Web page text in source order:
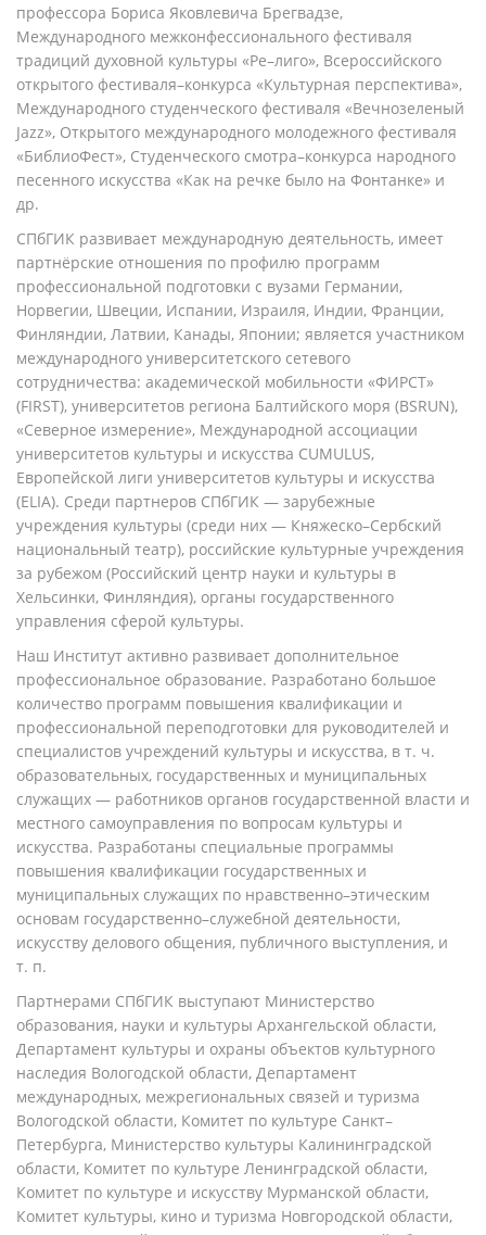
профессора Бориса Яковлевича Брегвадзе,
Международного межконфессионального фестиваля
традиций духовной культуры «Ре–лиго», Всероссийского
открытого фестиваля–конкурса «Культурная перспектива»,
Международного студенческого фестиваля «Вечнозеленый
Jazz», Открытого международного молодежного фестиваля
«БиблиоФест», Студенческого смотра–конкурса народного
песенного искусства «Как на речке было на Фонтанке» и
др.
СПбГИК развивает международную деятельность, имеет
партнёрские отношения по профилю программ
профессиональной подготовки с вузами Германии,
Норвегии, Швеции, Испании, Израиля, Индии, Франции,
Финляндии, Латвии, Канады, Японии; является участником
международного университетского сетевого
сотрудничества: академической мобильности «ФИРСТ»
(FIRST), университетов региона Балтийского моря (BSRUN),
«Северное измерение», Международной ассоциации
университетов культуры и искусства CUMULUS,
Европейской лиги университетов культуры и искусства
(ELIA). Среди партнеров СПбГИК — зарубежные
учреждения культуры (среди них — Княжеско–Сербский
национальный театр), российские культурные учреждения
за рубежом (Российский центр науки и культуры в
Хельсинки, Финляндия), органы государственного
управления сферой культуры.
Наш Институт активно развивает дополнительное
профессиональное образование. Разработано большое
количество программ повышения квалификации и
профессиональной переподготовки для руководителей и
специалистов учреждений культуры и искусства, в т. ч.
образовательных, государственных и муниципальных
служащих — работников органов государственной власти и
местного самоуправления по вопросам культуры и
искусства. Разработаны специальные программы
повышения квалификации государственных и
муниципальных служащих по нравственно–этическим
основам государственно–служебной деятельности,
искусству делового общения, публичного выступления, и
т. п.
Партнерами СПбГИК выступают Министерство
образования, науки и культуры Архангельской области,
Департамент культуры и охраны объектов культурного
наследия Вологодской области, Департамент
международных, межрегиональных связей и туризма
Вологодской области, Комитет по культуре Санкт–
Петербурга, Министерство культуры Калининградской
области, Комитет по культуре Ленинградской области,
Комитет по культуре и искусству Мурманской области,
Комитет культуры, кино и туризма Новгородской области,